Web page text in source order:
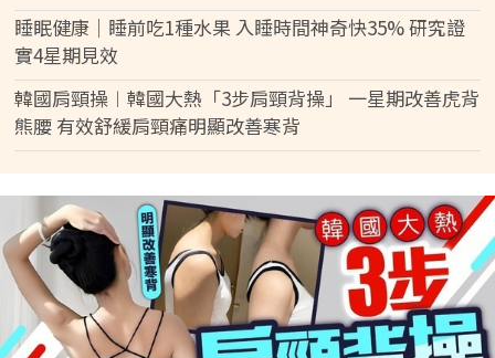
睡眠健康｜睡前吃1種水果 入睡時間神奇快35% 研究證
實4星期見效
韓國肩頸操︱韓國大熱「3步肩頸背操」 一星期改善虎背
熊腰 有效舒緩肩頸痛明顯改善寒背